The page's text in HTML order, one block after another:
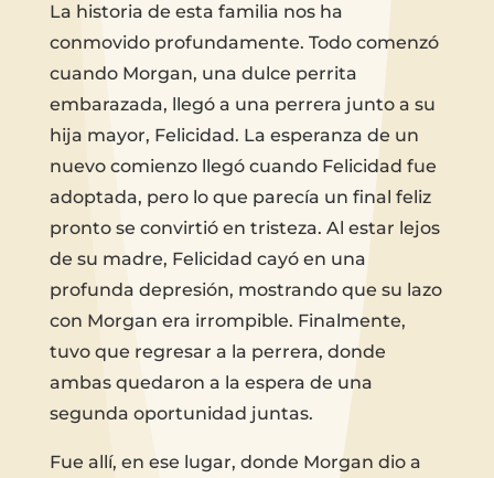
La historia de esta familia nos ha
conmovido profundamente. Todo comenzó
cuando Morgan, una dulce perrita
embarazada, llegó a una perrera junto a su
hija mayor, Felicidad. La esperanza de un
nuevo comienzo llegó cuando Felicidad fue
adoptada, pero lo que parecía un final feliz
pronto se convirtió en tristeza. Al estar lejos
de su madre, Felicidad cayó en una
profunda depresión, mostrando que su lazo
con Morgan era irrompible. Finalmente,
tuvo que regresar a la perrera, donde
ambas quedaron a la espera de una
segunda oportunidad juntas.
Fue allí, en ese lugar, donde Morgan dio a